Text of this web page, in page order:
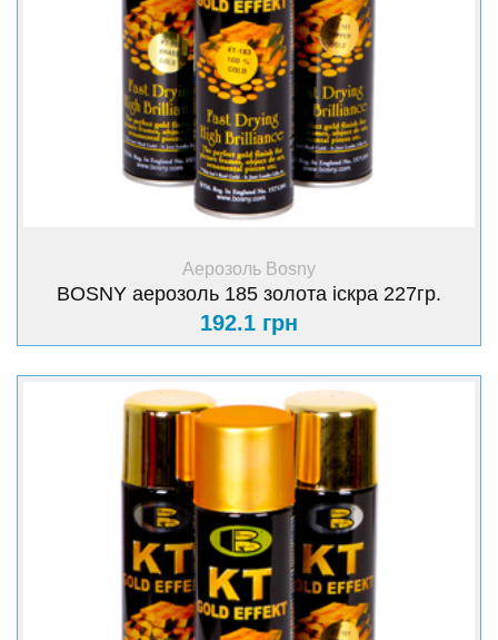
+ Купити
Аерозоль Bosny
BOSNY аерозоль 185 золота іскра 227гр.
192.1 грн